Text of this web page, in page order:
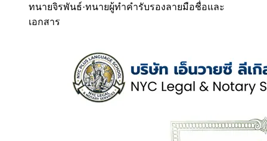
ทนายจิรพันธ์·ทนายผู้ทำคำรับรองลายมือชื่อและ
เอกสาร